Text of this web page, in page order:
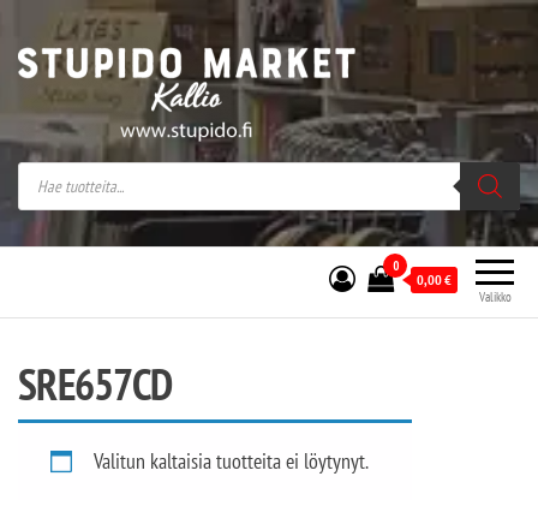
Stupido Market – verkossa ja kivijalassa
Stupido Market on vaihtoehtomusaan
erikoistunut verkko- sekä
kivijalkakauppa Helsingissä Kallion
sydämessä.
Valikko
0
0,00€
SRE657CD
Valitun kaltaisia tuotteita ei löytynyt.